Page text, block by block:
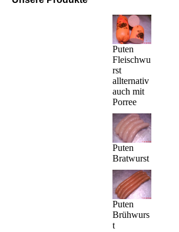
Puten
Fleischwu
rst
allternativ
auch mit
Porree
Puten
Bratwurst
Puten
Brühwurs
t